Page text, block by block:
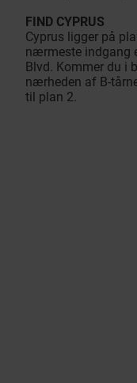
FIND CYPRUS
Cyprus ligger på
nærmeste indgang
Blvd. Kommer du i
nærheden af B-
til plan 2.